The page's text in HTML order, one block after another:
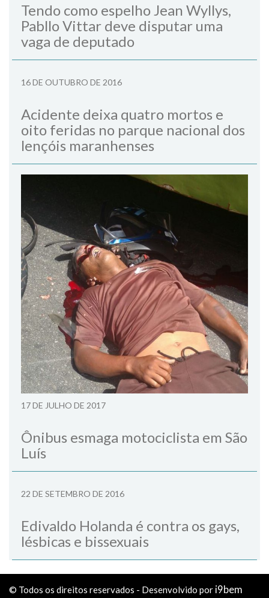
Tendo como espelho Jean Wyllys,
Pabllo Vittar deve disputar uma
vaga de deputado
16 DE OUTUBRO DE 2016
Acidente deixa quatro mortos e
oito feridas no parque nacional dos
lençóis maranhenses
17 DE JULHO DE 2017
Ônibus esmaga motociclista em São
Luís
22 DE SETEMBRO DE 2016
Edivaldo Holanda é contra os gays,
lésbicas e bissexuais
© Todos os direitos reservados - Desenvolvido por i9bem